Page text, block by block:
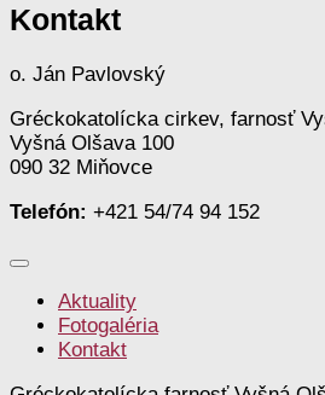
Kontakt
o. Ján Pavlovský
Gréckokatolícka cirkev, farnosť
Vyšná Olšava 100
090 32 Miňovce
Telefón: +421 54/74 94 152
Aktuality
Fotogaléria
Kontakt